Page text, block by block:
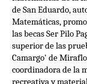
de San Eduardo,
Matemáticas,
las becas Ser Pilo
superior de las
Camargo' de
coordinadora de la
recreativa y